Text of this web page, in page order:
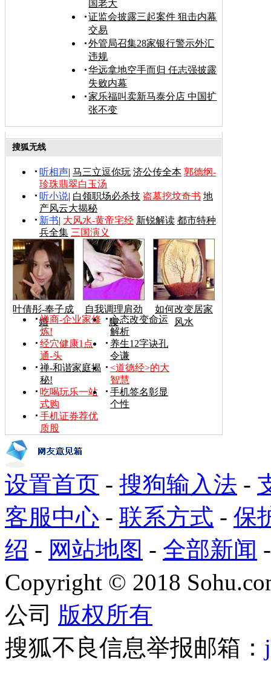
国老大
证监会披露三起案件 狙击内幕
交易
外管局召集28家银行警示外汇
违规
华远拿地空手而归 任志强披露
失败内幕
家乐福叫卖新马泰分店 中国扩
张不变
搜狐无线
听相声| 马三立逗你玩 济公传全本 郭德纲-
珍珠翡翠白玉汤
听小说| 白领职场必杀技 盗墓挖坟奇书 地
产风云大揭秘
新书| 大风水-黄帝宅经 新锐解读 都市特种
兵全集 三国演义
叶倩彤-奉子成
婚
自我调理肩劲
腰
如何改变居家
风水
禅商-企业家修
炼!
心态改变命运
解析
经穴健康1点
通-头
养生12字诀孔
令谦
禅-和谐家庭揭
秘!
<道德经>的大
智慧
吃喝玩乐一站
式购
手机签名彰显
个性
手机证券荐优
质股
设置首页 - 搜狗输入法 -
客服中心 - 联系方式 - 保
绍 - 网站地图 - 全部新闻
Copyright © 2018
公司 版权所有
搜狐不良信息举报邮箱：